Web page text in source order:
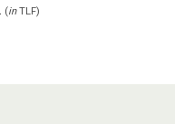
(inTLF)